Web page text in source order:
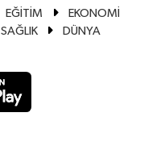
EĞİTİM
EKONOMİ
SAĞLIK
DÜNYA